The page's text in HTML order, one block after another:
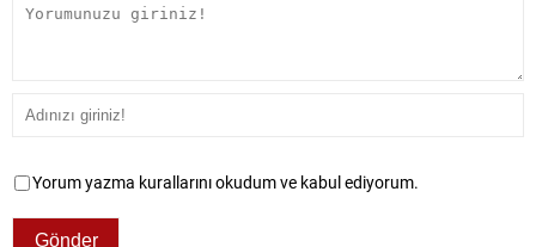
Yorum yazma kurallarını okudum ve kabul ediyorum.